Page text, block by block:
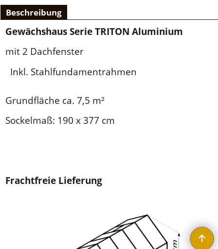
Beschreibung
Gewächshaus Serie TRITON Aluminium
mit 2 Dachfenster
Inkl. Stahlfundamentrahmen
Grundfläche ca. 7,5 m²
Sockelmaß: 190 x 377 cm
Frachtfreie Lieferung